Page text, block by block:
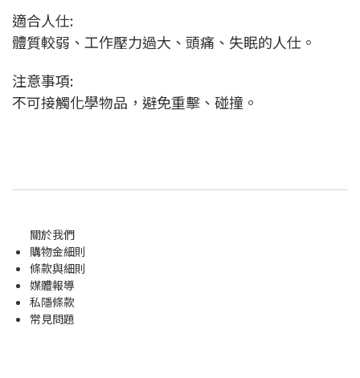
適合人仕:
體質較弱、工作壓力過大、頭痛、失眠的人仕。
注意事項:
不可接觸化學物品，避免重擊、碰撞。
關於我們
購物金細則
條款與細則
媒體報導
私隱條款
常見問題